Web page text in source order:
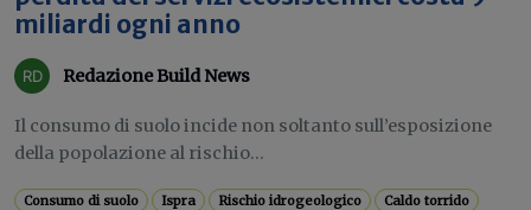
miliardi ogni anno
Redazione Build News
Il consumo di suolo incide non soltanto sull’esposizione
della popolazione al rischio...
Consumo di suolo Ispra Rischio idrogeologico Caldo torrido